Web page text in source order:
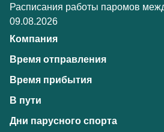
Расписания работы паромов
09.08.2026